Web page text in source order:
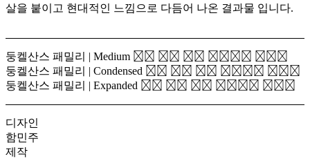
살을 붙이고 현대적인 느낌으로 다듬어 나온 결과물 입니다.
둥켈산스 패밀리 | Medium 모진 바람 5월 꽃봉오리 떨구고
둥켈산스 패밀리 | Condensed 모진 바람 5월 꽃봉오리 떨구고
둥켈산스 패밀리 | Expanded 모진 바람 5월 꽃봉오리 떨구고
디자인
함민주
제작